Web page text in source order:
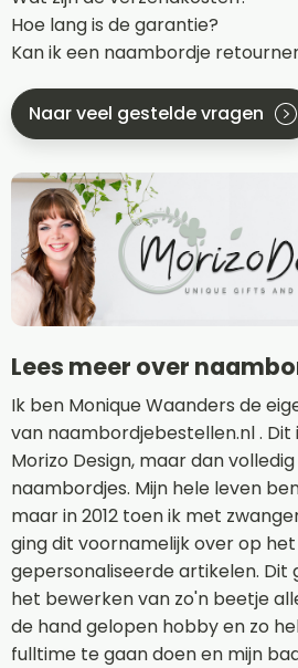
Hoe lang is de garantie?
Kan ik een naambordje
Naar veel gestelde vragen
Lees meer over
Ik ben Monique Waanders de
van naambordjebestellen.nl .
Morizo Design, maar dan
naambordjes. Mijn hele leven
maar in 2012 toen ik met
ging dit voornamelijk over op
gepersonaliseerde artikelen. Dit
het bewerken van zo'n beetje
de hand gelopen hobby en zo
fulltime te gaan doen en mijn